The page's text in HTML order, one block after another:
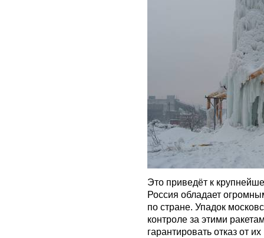
Это приведёт к
Россия обладает
по стране. Упадок
контроле за этими
гарантировать отказ от